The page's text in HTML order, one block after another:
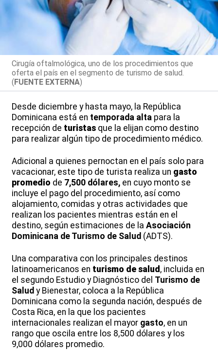
Cirugía oftalmológica, uno de los procedimientos que
oferta el país en el segmento de turismo de salud.
(FUENTE EXTERNA)
Desde diciembre y hasta mayo, la República
Dominicana está en temporada alta para la
recepción de turistas que la elijan como destino
para realizar algún tipo de procedimiento médico.
Adicional a quienes pernoctan en el país solo para
vacacionar, este tipo de turista realiza un gasto
promedio de 7,500 dólares, en cuyo monto se
incluye el pago del procedimiento, así como
alojamiento, comidas y otras actividades que
realizan los pacientes mientras están en el
destino, según estimaciones de la Asociación
Dominicana de Turismo de Salud (ADTS).
Una comparativa con los principales destinos
latinoamericanos en turismo de salud , incluida en
el segundo Estudio y Diagnóstico del Turismo de
Salud y Bienestar, coloca a la República
Dominicana como la segunda nación, después de
Costa Rica, en la que los pacientes
internacionales realizan el mayor gasto, en un
rango que oscila entre los 8,500 dólares y los
9,000 dólares promedio.